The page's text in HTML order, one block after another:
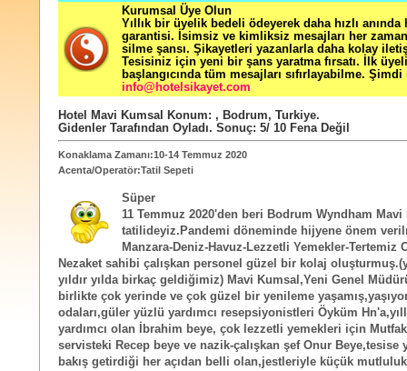
Kurumsal Üye Olun
Yıllık bir üyelik bedeli ödeyerek daha hızlı
garantisi. İsimsiz ve kimliksiz mesajları her zaman
silme şansı. Şikayetleri yazanlarla daha kolay
Tesisiniz için yeni bir şans yaratma fırsatı. İlk
başlangıcında tüm mesajları sıfırlayabilme. Şimdi
info@hotelsikayet.com
Hotel Mavi Kumsal Konum: , Bodrum, Turkiye.
Gidenler Tarafından Oyladı. Sonuç: 5/ 10 Fena Değil
Konaklama Zamanı:10-14 Temmuz 2020
Acenta/Operatör:Tatil Sepeti
Süper
11 Temmuz 2020'den beri Bodrum Wyndham Mavi
tatilideyiz.Pandemi döneminde hijyene önem
Manzara-Deniz-Havuz-Lezzetli Yemekler-Tertemiz
Nezaket sahibi çalışkan personel güzel bir kolaj
yıldır yılda birkaç geldiğimiz) Mavi Kumsal,Yeni Genel
birlikte çok yerinde ve çok güzel bir yenileme
odaları,güler yüzlü yardımcı resepsiyonistleri Öyküm
yardımcı olan İbrahim beye, çok lezzetli yemekleri için
servisteki Recep beye ve nazik-çalışkan şef Onur Beye,tesise
bakış getirdiği her açıdan belli olan,jestleriyle küçük